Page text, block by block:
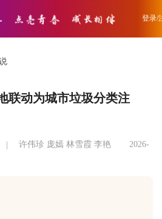
登录/
联动为城市垃圾分类注
许伟珍 庞嫣 林雪霞 李艳
2026-